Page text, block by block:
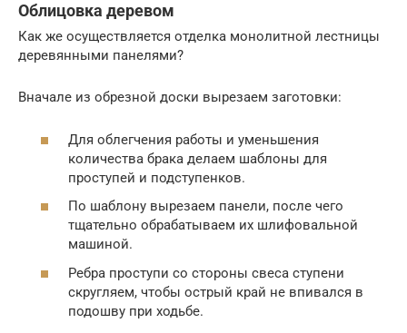
Облицовка деревом
Как же осуществляется отделка монолитной лестницы
деревянными панелями?
Вначале из обрезной доски вырезаем заготовки:
Для облегчения работы и уменьшения
количества брака делаем шаблоны для
проступей и подступенков.
По шаблону вырезаем панели, после чего
тщательно обрабатываем их шлифовальной
машиной.
Ребра проступи со стороны свеса ступени
скругляем, чтобы острый край не впивался в
подошву при ходьбе.